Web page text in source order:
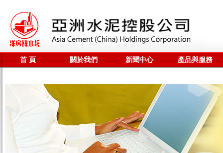
首 頁 關於我們 新聞中心
產品與服務